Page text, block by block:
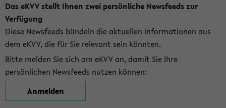
Das eKVV stellt Ihnen zwei persönliche Newsfeeds zur
Verfügung
Diese Newsfeeds bündeln die aktuellen Informationen aus
dem eKVV, die für Sie relevant sein könnten.
Bitte melden Sie sich am eKVV an, damit Sie Ihre
persönlichen Newsfeeds nutzen können:
Anmelden